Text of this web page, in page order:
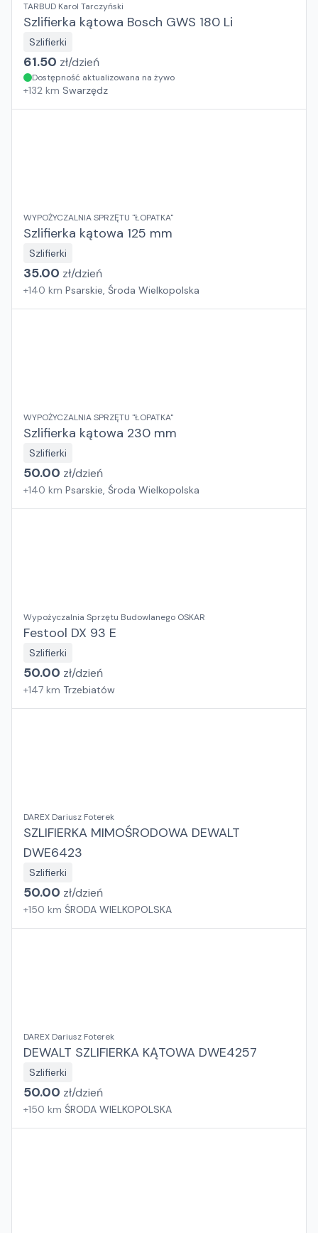
TARBUD Karol Tarczyński
Szlifierka kątowa Bosch GWS 180 Li
Szlifierki
61.50 zł/dzień
Dostępność aktualizowana na żywo
+132 km Swarzędz
WYPOŻYCZALNIA SPRZĘTU "ŁOPATKA"
Szlifierka kątowa 125 mm
Szlifierki
35.00 zł/dzień
+140 km Psarskie, Środa Wielkopolska
WYPOŻYCZALNIA SPRZĘTU "ŁOPATKA"
Szlifierka kątowa 230 mm
Szlifierki
50.00 zł/dzień
+140 km Psarskie, Środa Wielkopolska
Wypożyczalnia Sprzętu Budowlanego OSKAR
Festool DX 93 E
Szlifierki
50.00 zł/dzień
+147 km Trzebiatów
DAREX Dariusz Foterek
SZLIFIERKA MIMOŚRODOWA DEWALT
DWE6423
Szlifierki
50.00 zł/dzień
+150 km ŚRODA WIELKOPOLSKA
DAREX Dariusz Foterek
DEWALT SZLIFIERKA KĄTOWA DWE4257
Szlifierki
50.00 zł/dzień
+150 km ŚRODA WIELKOPOLSKA